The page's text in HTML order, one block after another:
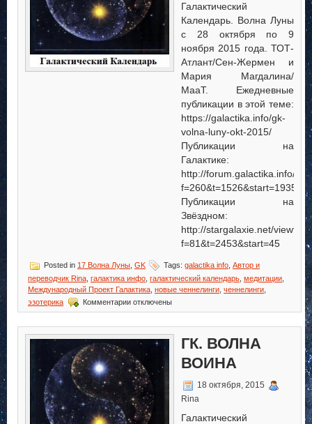
Галактический
Календарь. Волна Луны
с 28 октября по 9
ноября 2015 года. ТОТ-
Атлант/Сен-Жермен и
Мария Магдалина/
МааТ. Ежедневные
публикации в этой теме:
https://galactika.info/gk-
volna-luny-okt-2015/
Публикации на
Галактике:
http://forum.galactika.info/
f=260&t=1526&start=1935
Публикации на
Звёздном:
http://stargalaxie.net/
f=81&t=2453&start=45
Posted in 17 Волна Луны GK Tags: galactika info Автор и
переводчик Rina галактика инфо галактический календарь медитации
Международный Проект Галактика новые ченнелинги ченнелинги
эзотерика
Комментариик
записи
Волна
Луны
отключены
ГК. ВОЛНА
ВОИНА
18 октября, 2015
Rina
Галактический